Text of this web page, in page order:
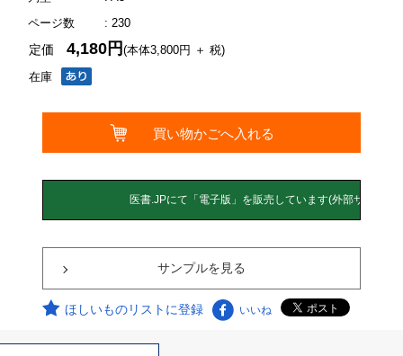
ページ数
: 230
在庫
定価4,180円(本体3,800円 ＋ 税)
サンプルを見る
ほしいものリストに登録 いいね